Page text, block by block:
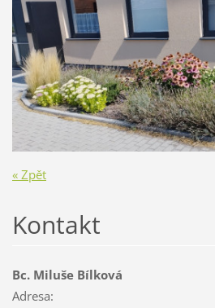
« Zpět
Kontakt
Bc. Miluše Bílková
Adresa: